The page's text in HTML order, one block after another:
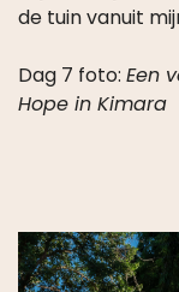
Hope in Kimara